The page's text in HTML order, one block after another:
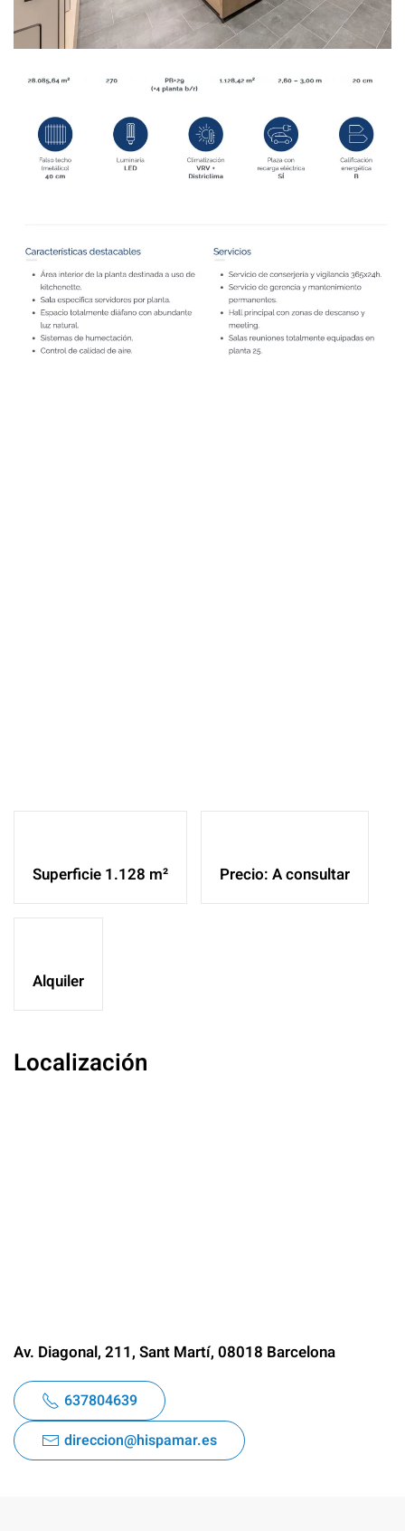
Superficie 1.128 m² Precio: A consultar
Alquiler
Localización
Av. Diagonal, 211, Sant Martí, 08018 Barcelona
637804639
direccion@hispamar.es